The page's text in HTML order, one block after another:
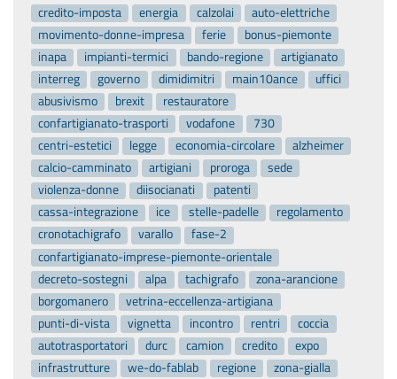
credito-imposta energia calzolai
auto-elettriche
movimento-donne-impresa
ferie
bonus-piemonte
inapa
impianti-termici bando-regione
artigianato
interreg
governo dimidimitri main10ance
uffici
abusivismo
brexit
restauratore
confartigianato-trasporti
vodafone
730
centri-estetici
legge economia-circolare
alzheimer
calcio-camminato
artigiani proroga
sede
violenza-donne
diisocianati
patenti
cassa-integrazione
ice stelle-padelle
regolamento
cronotachigrafo
varallo
fase-2
confartigianato-imprese-piemonte-orientale
decreto-sostegni
alpa tachigrafo
zona-arancione
borgomanero
vetrina-eccellenza-artigiana
punti-di-vista
vignetta incontro rentri
coccia
autotrasportatori
durc camion credito
expo
infrastrutture
we-do-fablab regione
zona-gialla